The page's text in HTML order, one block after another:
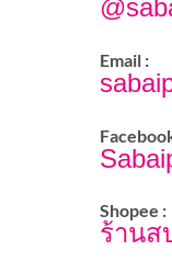
Email :
Shopee :
ร้านส